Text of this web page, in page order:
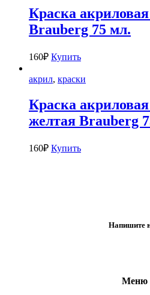
Краска
Brauberg 75 мл.
160₽ Купить
акрил, краски
Краска
желтая Brauberg
160₽ Купить
Напишите
Меню